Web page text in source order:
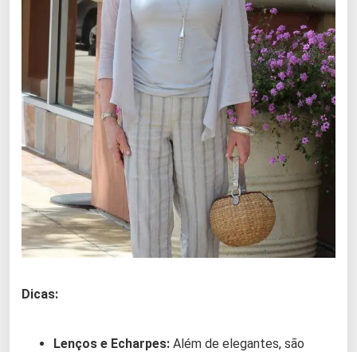
Dicas:
Lenços e Echarpes: Além de elegantes, são